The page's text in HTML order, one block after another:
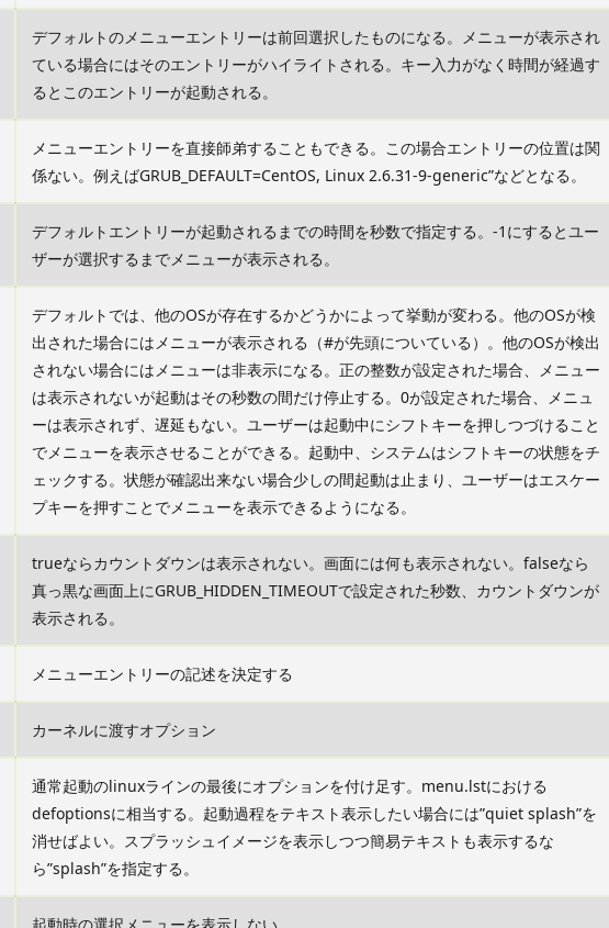
デフォルトのメニューエントリーは前回選択したものになる。メニューが表示され
ている場合にはそのエントリーがハイライトされる。キー入力がなく時間が経過す
るとこのエントリーが起動される。
メニューエントリーを直接師弟することもできる。この場合エントリーの位置は関
係ない。例えばGRUB_DEFAULT=CentOS, Linux 2.6.31-9-generic”などとなる。
デフォルトエントリーが起動されるまでの時間を秒数で指定する。-1にするとユー
ザーが選択するまでメニューが表示される。
デフォルトでは、他のOSが存在するかどうかによって挙動が変わる。他のOSが検
出された場合にはメニューが表示される（#が先頭についている）。他のOSが検出
されない場合にはメニューは非表示になる。正の整数が設定された場合、メニュー
は表示されないが起動はその秒数の間だけ停止する。0が設定された場合、メニュ
ーは表示されず、遅延もない。ユーザーは起動中にシフトキーを押しつづけること
でメニューを表示させることができる。起動中、システムはシフトキーの状態をチ
ェックする。状態が確認出来ない場合少しの間起動は止まり、ユーザーはエスケー
プキーを押すことでメニューを表示できるようになる。
trueならカウントダウンは表示されない。画面には何も表示されない。falseなら
真っ黒な画面上にGRUB_HIDDEN_TIMEOUTで設定された秒数、カウントダウンが
表示される。
メニューエントリーの記述を決定する
カーネルに渡すオプション
通常起動のlinuxラインの最後にオプションを付け足す。menu.lstにおける
defoptionsに相当する。起動過程をテキスト表示したい場合には”quiet splash”を
消せばよい。スプラッシュイメージを表示しつつ簡易テキストも表示するな
ら”splash”を指定する。